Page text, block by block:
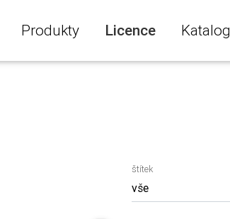
Produkty Licence Katalog
štítek